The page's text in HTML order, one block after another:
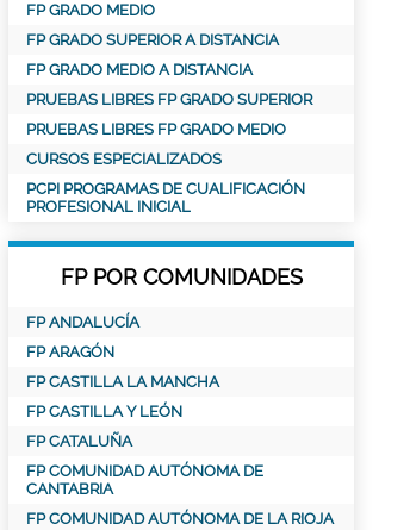
FP GRADO MEDIO
FP GRADO SUPERIOR A DISTANCIA
FP GRADO MEDIO A DISTANCIA
PRUEBAS LIBRES FP GRADO SUPERIOR
PRUEBAS LIBRES FP GRADO MEDIO
CURSOS ESPECIALIZADOS
PCPI PROGRAMAS DE CUALIFICACIÓN
PROFESIONAL INICIAL
FP POR COMUNIDADES
FP ANDALUCÍA
FP ARAGÓN
FP CASTILLA LA MANCHA
FP CASTILLA Y LEÓN
FP CATALUÑA
FP COMUNIDAD AUTÓNOMA DE
CANTABRIA
FP COMUNIDAD AUTÓNOMA DE LA RIOJA